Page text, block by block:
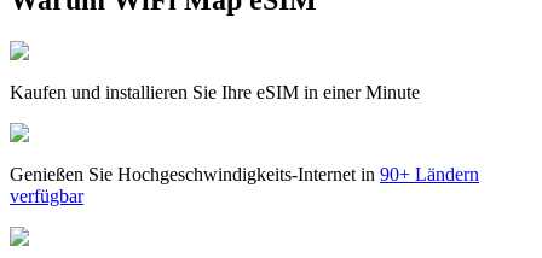
Kaufen und installieren Sie Ihre eSIM in einer Minute
Genießen Sie Hochgeschwindigkeits-Internet in 90+ Ländern
verfügbar